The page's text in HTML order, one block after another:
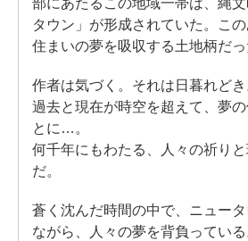
部にあたるこの地域一帯は、縄
タウン」が形成されていた。こ
住まいの夢を吸収する土地柄だっ
作者は気づく。それは日暮れどき
過去と現在が時空を超えて、夢
とに…。
何千年にもわたる、人々の祈り
だ。
蒼く沈んだ時間の中で、ニュー
ながら、人々の夢を背負っている